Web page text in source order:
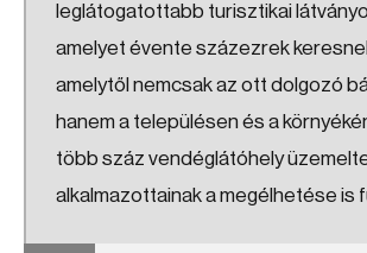
leglátogatottabb turisztikai
amelyet évente százezrek
amelytől nemcsak az ott dolgozó
hanem a településen és a
több száz vendéglátóhely
alkalmazottainak a megélhetése is